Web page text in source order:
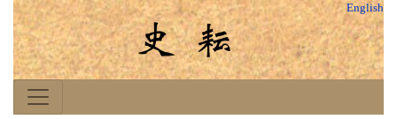
English